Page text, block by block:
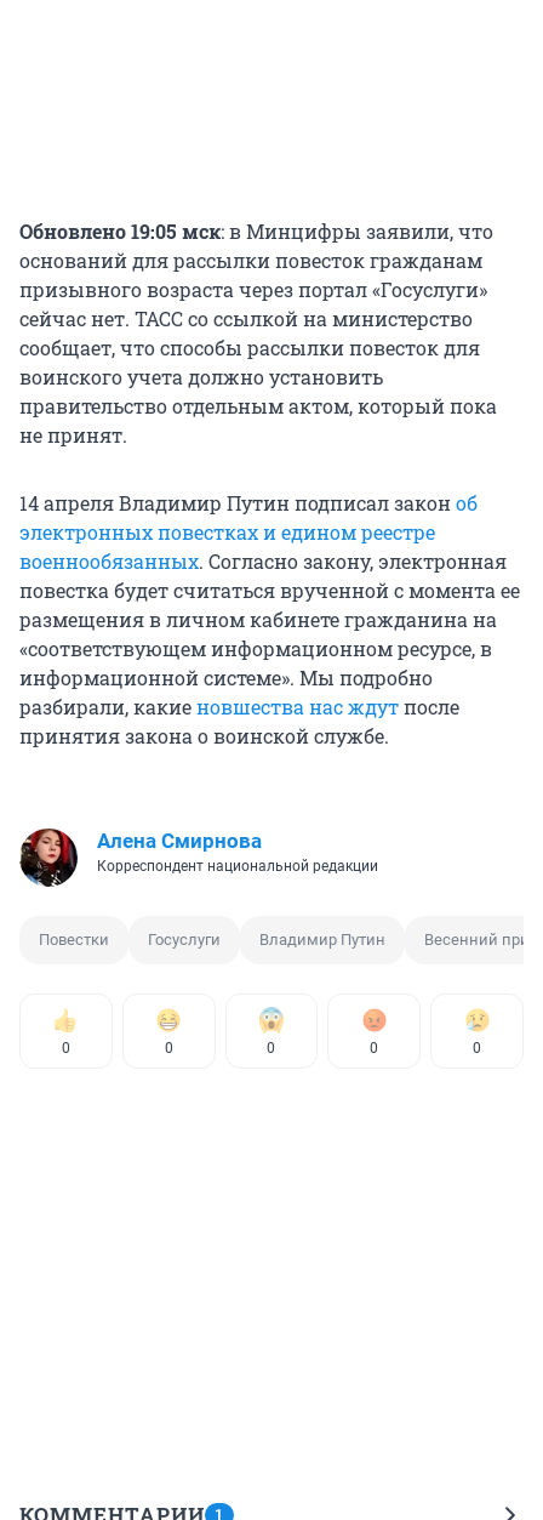
Обновлено 19:05 мск: в Минцифры заявили, что
оснований для рассылки повесток гражданам
призывного возраста через портал «Госуслуги»
сейчас нет. ТАСС со ссылкой на министерство
сообщает, что способы рассылки повесток для
воинского учета должно установить
правительство отдельным актом, который пока
не принят.
14 апреля Владимир Путин подписал законоб
электронных повестках и едином реестре
военнообязанных. Согласно закону, электронная
повестка будет считаться врученной с момента ее
размещения в личном кабинете гражданина на
«соответствующем информационном ресурсе, в
информационной системе». Мы подробно
разбирали, какиеновшества нас ждутпосле
принятия закона о воинской службе.
Алена Смирнова
Корреспондент национальной редакции
Повестки Госуслуги Владимир Путин Весенний
0 0 0 0 0
КОММЕНТАРИИ 1